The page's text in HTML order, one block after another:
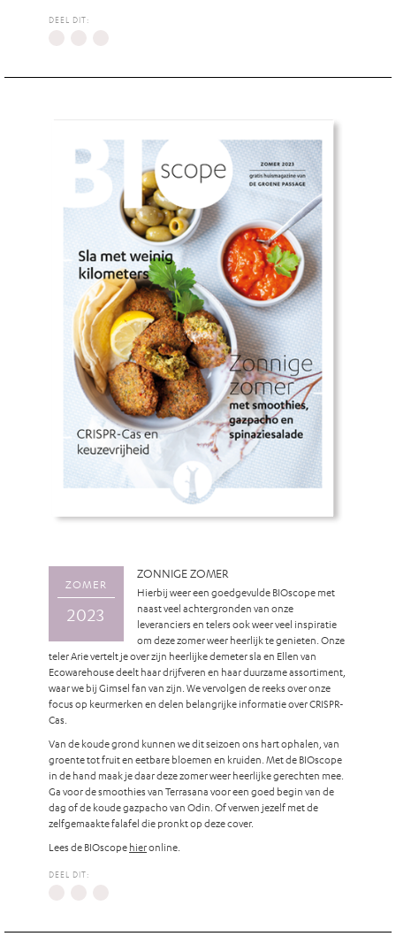
DEEL DIT:
ZOMER
2023
ZONNIGE ZOMER
Hierbij weer een goedgevulde BIOscope met
naast veel achtergronden van onze
leveranciers en telers ook weer veel inspiratie
om deze zomer weer heerlijk te genieten. Onze
teler Arie vertelt je over zijn heerlijke demeter sla en Ellen van
Ecowarehouse deelt haar drijfveren en haar duurzame assortiment,
waar we bij Gimsel fan van zijn. We vervolgen de reeks over onze
focus op keurmerken en delen belangrijke informatie over CRISPR-
Cas.
Van de koude grond kunnen we dit seizoen ons hart ophalen, van
groente tot fruit en eetbare bloemen en kruiden. Met de BIOscope
in de hand maak je daar deze zomer weer heerlijke gerechten mee.
Ga voor de smoothies van Terrasana voor een goed begin van de
dag of de koude gazpacho van Odin. Of verwen jezelf met de
zelfgemaakte falafel die pronkt op deze cover.
Lees de BIOscopehieronline.
DEEL DIT: